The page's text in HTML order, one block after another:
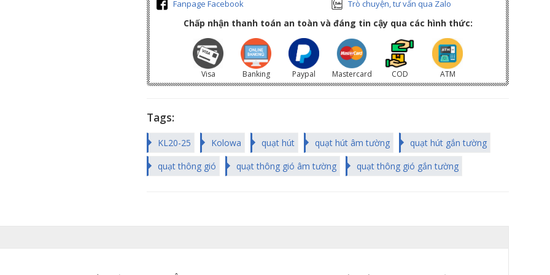
Fanpage Facebook Trò chuyện, tư vấn qua Zalo
Chấp nhận thanh toán an toàn và đáng tin cậy qua các hình thức:
Visa Banking Paypal Mastercard COD ATM
Tags:
KL20-25 Kolowa quạt hút quạt hút âm tường
quạt hút gắn tường
quạt thông gió
quạt thông gió âm tường quạt thông gió gắn tường